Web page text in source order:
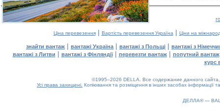
Ціна перевезення| Вартість перевезення Україна | Ціни на
знайти вантаж | вантажі Україна | вантажі з Польщі | вантажі з
вантажі з Литви | вантажі з Фінляндії| перевезти вантаж| попутний вантаж
курс
©1995–2026 DELLA. Все содержание данного
Усі права захищені. Копіювання та розміщення в інших засобах інформації
ДЕЛЛА® —